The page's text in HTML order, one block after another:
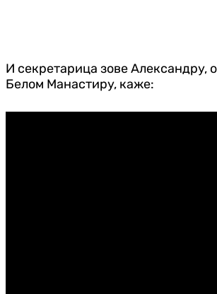
И секретарица зове Александру,
Белом Манастиру, каже: